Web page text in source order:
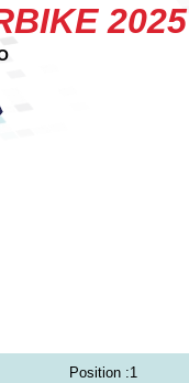
2025
Position :1